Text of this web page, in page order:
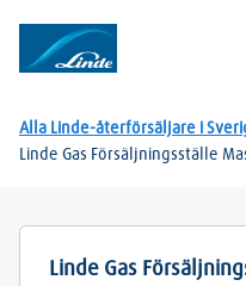
Alla Linde-återförsäljare i
Linde Gas Försäljningsställe
Linde Gas